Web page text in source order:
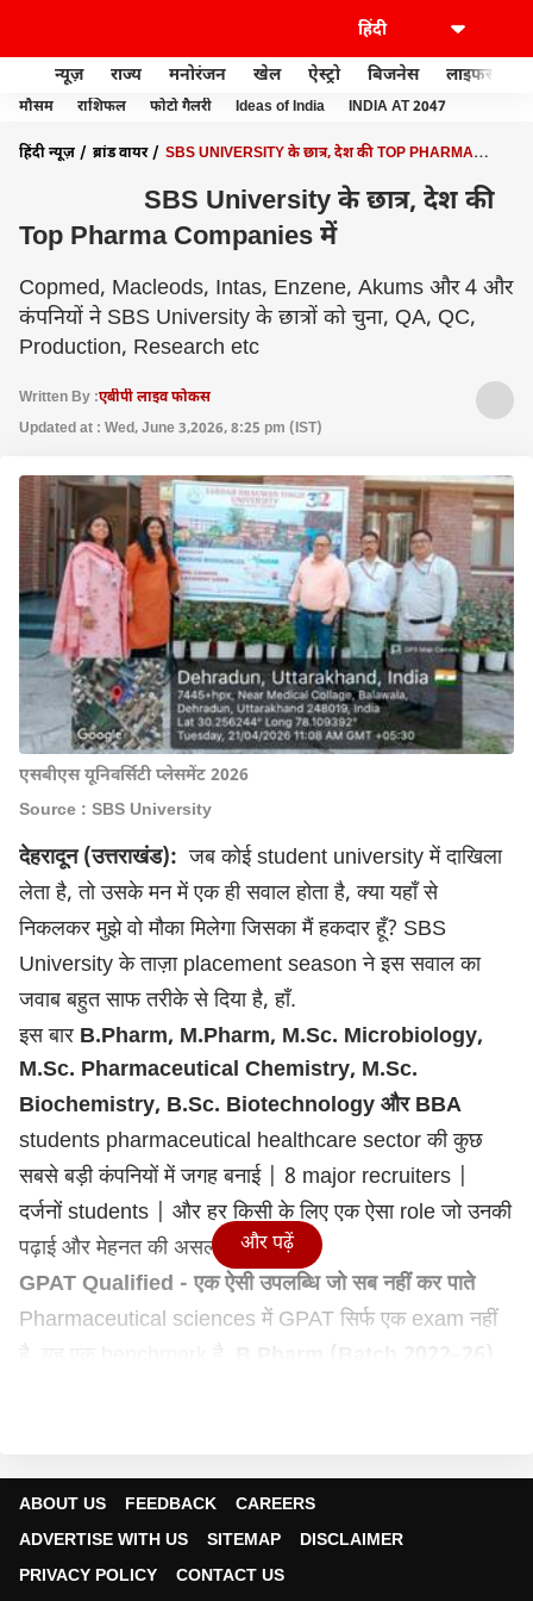
न्यूज़ राज्य मनोरंजन खेल ऐस्ट्रो बिजनेस लाइफस्टाइल
मौसम राशिफल फोटो गैलरी Ideas of India INDIA AT 2047
हिंदी न्यूज़ ब्रांड वायर
SBS UNIVERSITY के छात्र, देश की TOP PHARMA
SBS University के छात्र, देश की
Top Pharma Companies में
Copmed, Macleods, Intas, Enzene, Akums और 4 और
कंपनियों ने SBS University के छात्रों को चुना, QA, QC,
Production, Research etc
Written By :एबीपी लाइव फोकस
Updated at : Wed, June 3,2026, 8:25 pm (IST)
एसबीएस यूनिवर्सिटी प्लेसमेंट 2026
Source : SBS University
देहरादून(उत्तराखंड): जब कोईstudent universityमें दाखिला
लेता है,तो उसके मन में एक ही सवाल होता है,क्या यहाँ से
निकलकर मुझे वो मौका मिलेगा जिसका मैं हकदार हूँ? SBS
Universityके ताज़ाplacement seasonने इस सवाल का
जवाब बहुत साफ तरीके से दिया है,हाँ.
इस बार B.Pharm, M.Pharm, M.Sc. Microbiology,
M.Sc. Pharmaceutical Chemistry, M.Sc.
Biochemistry, B.Sc. Biotechnology और BBA
students pharmaceutical healthcare sectorकी कुछ
सबसे बड़ी कंपनियों में जगह बनाई| 8 major recruiters |
दर्जनोंstudents | और हर किसी के लिए एक ऐसाroleजो उनकी
पढ़ाई और मेहनत की असली परीक्षा है.
GPAT Qualified - एक ऐसी उपलब्धि जो सब नहीं कर पाते
Pharmaceutical sciences मेंGPAT सिर्फ एकexam नहीं
है.
वो8कंपनियाँ ,जिन्होंनेSBS University को चुना
Copmed Pharmaceuticals
और पढ़ें
ABOUT US FEEDBACK
CAREERS
ADVERTISE WITH US
SITEMAP
DISCLAIMER
PRIVACY POLICY
CONTACT US